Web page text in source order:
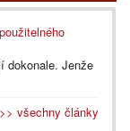
dokonale. Jenže
>> všechny články